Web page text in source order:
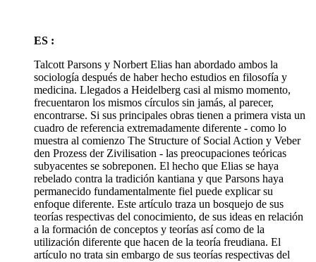
ES :
Talcott Parsons y Norbert Elias han abordado ambos la
sociología después de haber hecho estudios en filosofía y
medicina. Llegados a Heidelberg casi al mismo momento,
frecuentaron los mismos círculos sin jamás, al parecer,
encontrarse. Si sus principales obras tienen a primera vista un
cuadro de referencia extremadamente diferente - como lo
muestra al comienzo The Structure of Social Action y Veber
den Prozess der Zivilisation - las preocupaciones teóricas
subyacentes se sobreponen. El hecho que Elias se haya
rebelado contra la tradición kantiana y que Parsons haya
permanecido fundamentalmente fiel puede explicar su
enfoque diferente. Este artículo traza un bosquejo de sus
teorías respectivas del conocimiento, de sus ideas en relación
a la formación de conceptos y teorías así como de la
utilización diferente que hacen de la teoría freudiana. El
artículo no trata sin embargo de sus teorías respectivas del